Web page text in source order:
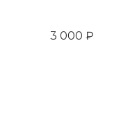
3 000 ₽